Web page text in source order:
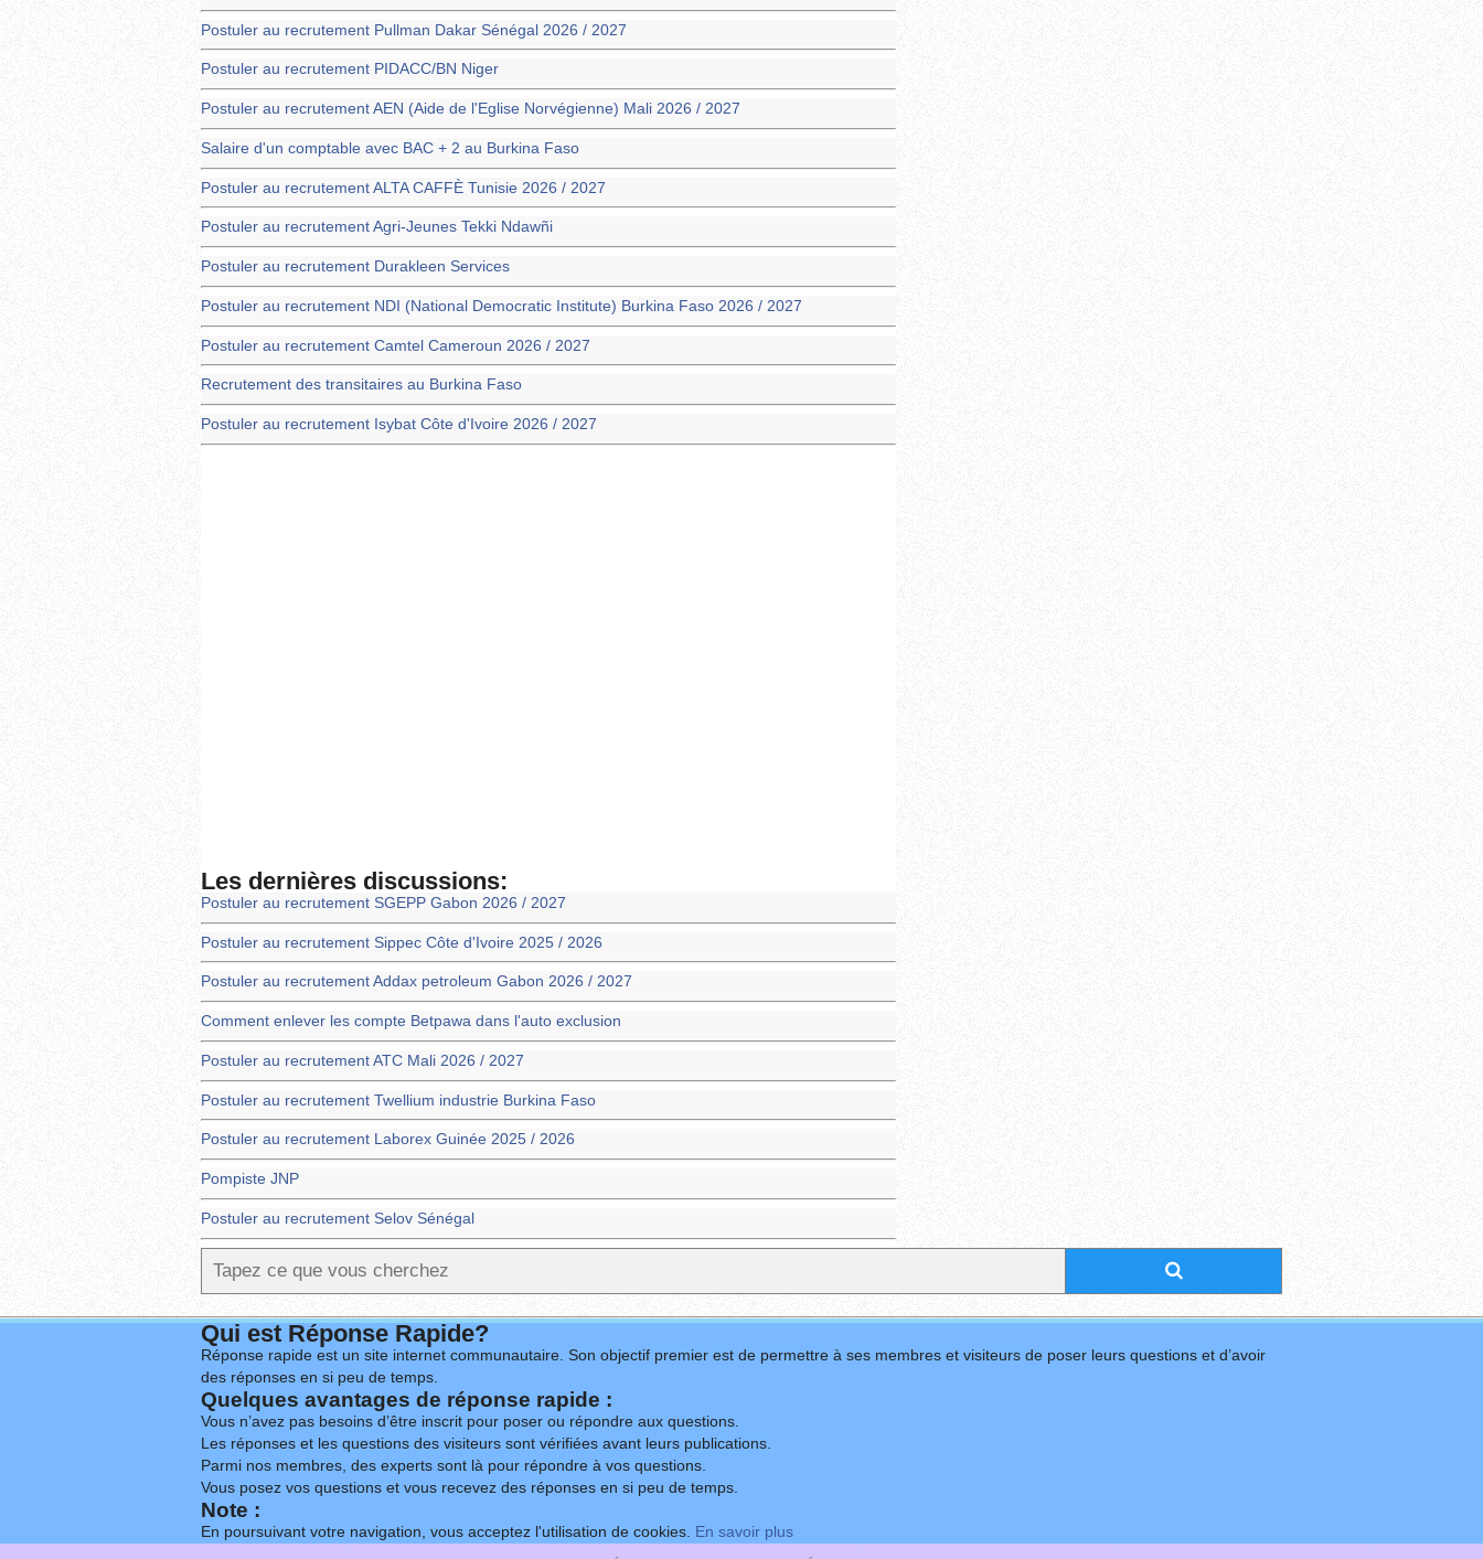
Postuler au recrutement Pullman Dakar Sénégal 2026 / 2027
Postuler au recrutement PIDACC/BN Niger
Postuler au recrutement AEN (Aide de l'Eglise Norvégienne) Mali 2026 / 2027
Salaire d'un comptable avec BAC + 2 au Burkina Faso
Postuler au recrutement ALTA CAFFÈ Tunisie 2026 / 2027
Postuler au recrutement Agri-Jeunes Tekki Ndawñi
Postuler au recrutement Durakleen Services
Postuler au recrutement NDI (National Democratic Institute) Burkina Faso 2026 / 2027
Postuler au recrutement Camtel Cameroun 2026 / 2027
Recrutement des transitaires au Burkina Faso
Postuler au recrutement Isybat Côte d'Ivoire 2026 / 2027
Les dernières discussions:
Postuler au recrutement SGEPP Gabon 2026 / 2027
Postuler au recrutement Sippec Côte d'Ivoire 2025 / 2026
Postuler au recrutement Addax petroleum Gabon 2026 / 2027
Comment enlever les compte Betpawa dans l'auto exclusion
Postuler au recrutement ATC Mali 2026 / 2027
Postuler au recrutement Twellium industrie Burkina Faso
Postuler au recrutement Laborex Guinée 2025 / 2026
Pompiste JNP
Postuler au recrutement Selov Sénégal
Qui est Réponse Rapide?
Réponse rapide est un site internet communautaire. Son objectif premier est de permettre à ses membres et visiteurs de poser leurs questions et d’avoir
des réponses en si peu de temps.
Quelques avantages de réponse rapide :
Vous n’avez pas besoins d’être inscrit pour poser ou répondre aux questions.
Les réponses et les questions des visiteurs sont vérifiées avant leurs publications.
Parmi nos membres, des experts sont là pour répondre à vos questions.
Vous posez vos questions et vous recevez des réponses en si peu de temps.
Note :
En poursuivant votre navigation, vous acceptez l'utilisation de cookies. En savoir plus